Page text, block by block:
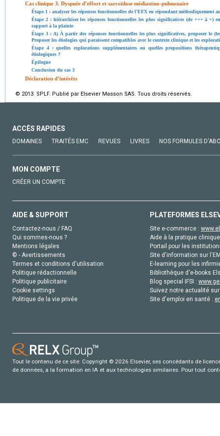
Cas clinique 3. Dyspnée d’effort et sarcoïdose médiastino-pulmonaire
Étape 1 : analyser les réponses fonctionnelles de l’EFX en répondant méthodiquement
Étape 2 : hiérarchiser les réponses fonctionnelles les plus significatives (de +++ à +)
rapport à la plainte
Étape 3 : A) À partir des réponses fonctionnelles les plus significatives, proposer le
Proposer les étiologies qui paraissent compatibles avec le contexte clinique et les
Étape 4 : quelles explorations supplémentaires ou quelles propositions
étiologiques ?
Épilogue
Conclusion du cas 3
Déclaration d’intérêts
© 2013 SPLF. Publié par Elsevier Masson SAS. Tous droits réservés.
ACCÈS RAPIDES
DOMAINES TRAITÉS EMC REVUES LIVRES NOS FORMULES
MON COMPTE
CRÉER UN COMPTE
AIDE & SUPPORT
Contactez-nous / FAQ
Qui sommes-nous ?
Mentions légales
© - Avertissements
Termes et conditions d'utilisation
Politique rédactionnelle
Politique publicitaire
Cookie settings
Politique de la vie privée
PLATEFORMES
Site e-commerce :
Aide à la pratique
Portail pour les
Site d'information sur
E-learning pour les
Bibliothèque d'e-books
Blog special IFSI :
Suivez notre actualité
Site d'emploi en santé :
Tout le contenu de ce site: Copyright © 2026 Elsevier, ses concédants de
de données, a la formation en IA et aux technologies similaires. Pour tout